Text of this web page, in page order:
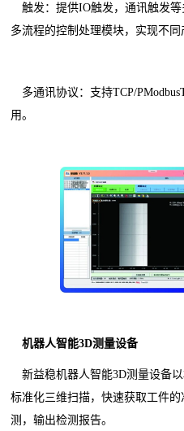
触发：提供IO触发，通讯触发
多流程的控制处理模块，实现不
多通讯协议：支持TCP/
用。
机器人智能3D测量设备
新益稳机器人智能3D测量设备
标准化三维扫描，快速获取工件
测，输出检测报告。